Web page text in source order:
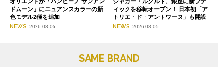
オリエントが「バンビーノ サンアン
ドムーン」にニュアンスカラーの新
色モデル2種を追加
NEWS 2026.08.05
ジャガー・ルクルト、銀座に新ブテ
ィックを移転オープン！ 日本初「ア
トリエ・ド・アントワーヌ」も開設
NEWS 2026.08.05
SAME BRAND